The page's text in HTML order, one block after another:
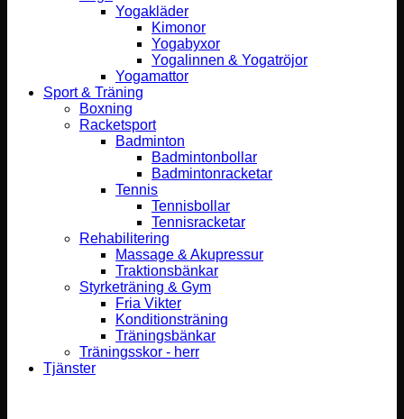
Yogakläder
Kimonor
Yogabyxor
Yogalinnen & Yogatröjor
Yogamattor
Sport & Träning
Boxning
Racketsport
Badminton
Badmintonbollar
Badmintonracketar
Tennis
Tennisbollar
Tennisracketar
Rehabilitering
Massage & Akupressur
Traktionsbänkar
Styrketräning & Gym
Fria Vikter
Konditionsträning
Träningsbänkar
Träningsskor - herr
Tjänster